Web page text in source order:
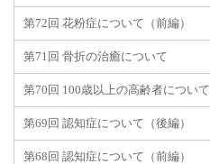
第72回 花粉症について（前編）
第71回 骨折の治癒について
第70回 100歳以上の高齢者について
第69回 認知症について（後編）
第68回 認知症について（前編）